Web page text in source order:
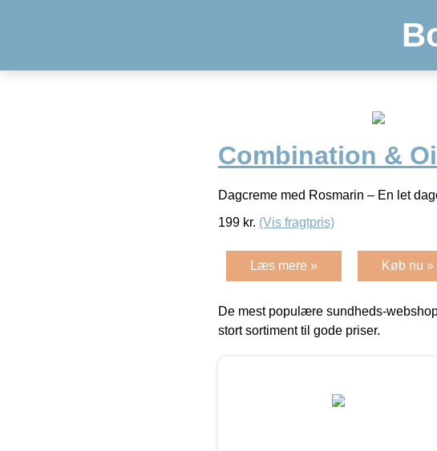
Combination &
Dagcreme med Rosmarin – En let
199 kr. (Vis fragtpris)
Læs mere » Køb nu »
De mest populære sundheds-
stort sortiment til gode priser.